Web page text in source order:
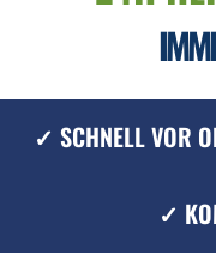
✓ SCHNELL VOR
✓